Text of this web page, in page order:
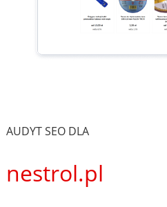
AUDYT SEO DLA
nestrol.pl